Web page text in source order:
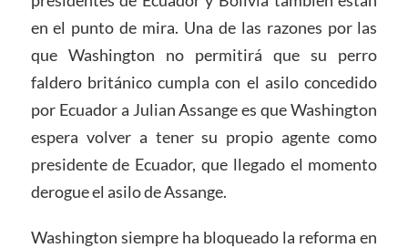
en el punto de mira. Una de las razones por las
que Washington no permitirá que su perro
faldero británico cumpla con el asilo concedido
por Ecuador a Julian Assange es que Washington
espera volver a tener su propio agente como
presidente de Ecuador, que llegado el momento
derogue el asilo de Assange.
Washington siempre ha bloqueado la reforma en